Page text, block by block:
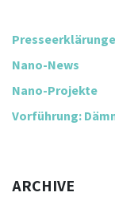
Nano-News
Nano-Projekte
Vorführung:
ARCHIVE